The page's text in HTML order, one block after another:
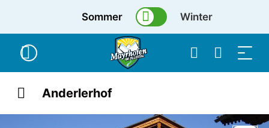
Sommer Winter
Anderlerhof